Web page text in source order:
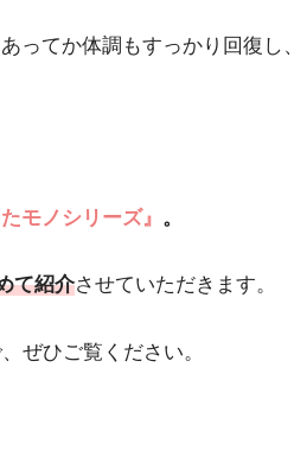
ってか体調もすっかり回復し、
モノシリーズ』 。
て紹介させていただきます。
ぜひご覧ください。